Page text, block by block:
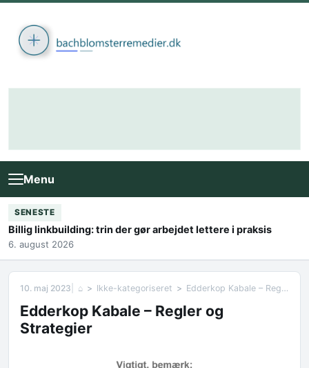
Menu
SENESTE
Billig linkbuilding: trin der gør arbejdet lettere i praksis
6. august 2026
10. maj 2023 ⌂ Ikke-kategoriseret Edderkop Kabale – Regler og Strategier
Edderkop Kabale – Regler og
Strategier